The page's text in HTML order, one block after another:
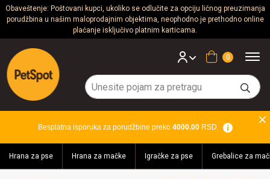
Obaveštenje: Poštovani kupci, ukoliko se odlučite za opciju ličnog preuzimanja
porudžbina u našim maloprodajnim objektima, neophodno je prethodno online
plaćanje isključivo platnim karticama.
Psi
Mačke
Glodari
Akvaristika
Teraristika
Korpa
Besplatna isporuka za porudžbine preko 4000.00RSD.
Hrana za pse Hrana za mačke Igračke za pse Grebalice za